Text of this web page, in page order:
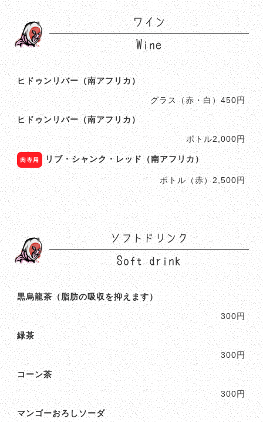
ワイン
Wine
ヒドゥンリバー（南アフリカ）
グラス（赤・白）450円
ヒドゥンリバー（南アフリカ）
ボトル2,000円
肉専用 リブ・シャンク・レッド（南アフリカ）
ボトル（赤）2,500円
ソフトドリンク
Soft drink
黒烏龍茶（脂肪の吸収を抑えます）
300円
緑茶
300円
コーン茶
300円
マンゴーおろしソーダ